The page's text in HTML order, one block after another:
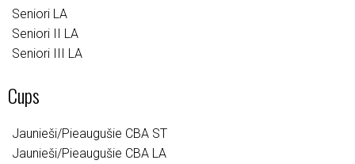
Seniori LA
Seniori II LA
Seniori III LA
Cups
Jaunieši/Pieaugušie CBA ST
Jaunieši/Pieaugušie CBA LA